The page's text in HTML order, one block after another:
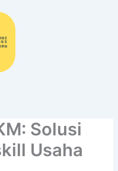
Solusi
Usaha